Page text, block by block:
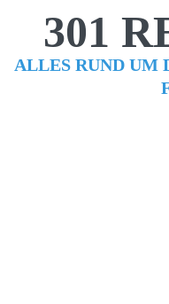
301
ALLES RUND UM